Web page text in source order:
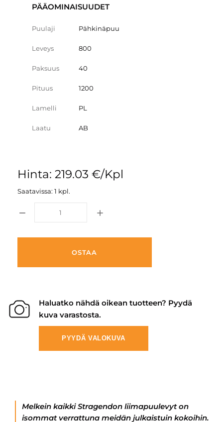
PÄÄOMINAISUUDET
Puulaji Pähkinäpuu
Leveys 800
Paksuus 40
Pituus 1200
Lamelli PL
Laatu AB
Hinta: 219.03 €/Kpl
Saatavissa: 1 kpl.
OSTAA
Haluatko nähdä oikean tuotteen? Pyydä
kuva varastosta.
PYYDÄ VALOKUVA
Melkein kaikki Stragendon liimapuulevyt on
isommat verrattuna meidän julkaistuin kokoihin.